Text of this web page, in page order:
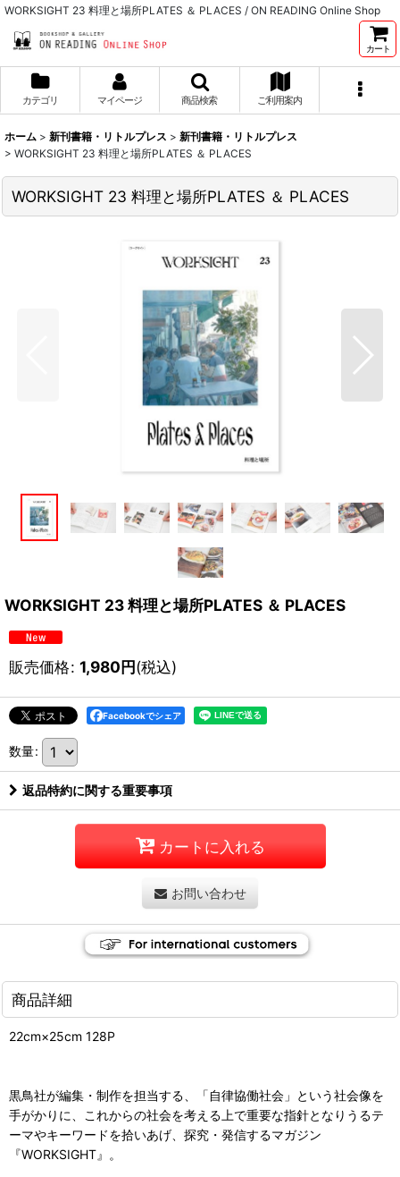
WORKSIGHT 23 料理と場所PLATES ＆ PLACES / ON READING Online Shop
カート
カテゴリ マイページ 商品検索 ご利用案内
ホーム > 新刊書籍・リトルプレス > 新刊書籍・リトルプレス
> WORKSIGHT 23 料理と場所PLATES ＆ PLACES
WORKSIGHT 23 料理と場所PLATES ＆ PLACES
WORKSIGHT 23 料理と場所PLATES ＆ PLACES
販売価格: 1,980円(税込)
Facebookでシェア
数量:
返品特約に関する重要事項
カートに入れる
お問い合わせ
商品詳細
22cm×25cm 128P
黒鳥社が編集・制作を担当する、「自律協働社会」という社会像を
手がかりに、これからの社会を考える上で重要な指針となりうるテ
ーマやキーワードを拾いあげ、探究・発信するマガジン
『WORKSIGHT』。